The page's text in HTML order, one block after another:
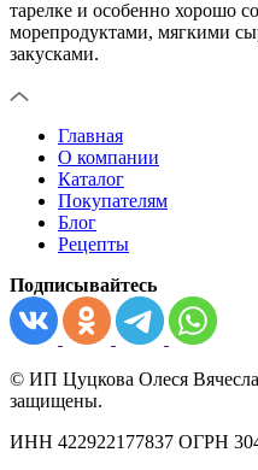
тарелке и особенно хорошо
морепродуктами, мягкими
закусками.
Главная
О компании
Каталог
Покупателям
Блог
Рецепты
Подписывайтесь
© ИП Цуцкова Олеся
защищены.
ИНН 422922177837 ОГРН